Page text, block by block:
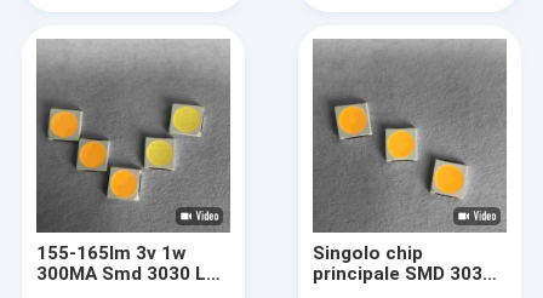
155-165lm 3v 1w
300MA Smd 3030 LED
Singolo chip
principale SMD 3030